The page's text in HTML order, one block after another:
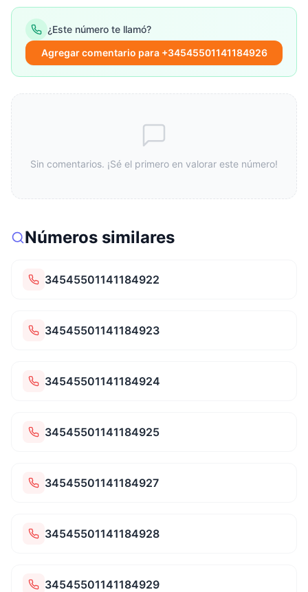
¿Este número te llamó?
Agregar comentario para +34545501141184926
Sin comentarios. ¡Sé el primero en valorar este número!
Números similares
34545501141184922
34545501141184923
34545501141184924
34545501141184925
34545501141184927
34545501141184928
34545501141184929